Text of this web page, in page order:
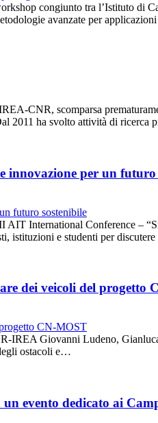
congiunto tra l’Istituto di
avanzate per
CNR, scomparsa
2011 ha svolto attività di ricerca
per un futuro
International Conference –
istituzioni e studenti per
dei veicoli del progetto
Giovanni Ludeno,
ostacoli e…
evento dedicato ai